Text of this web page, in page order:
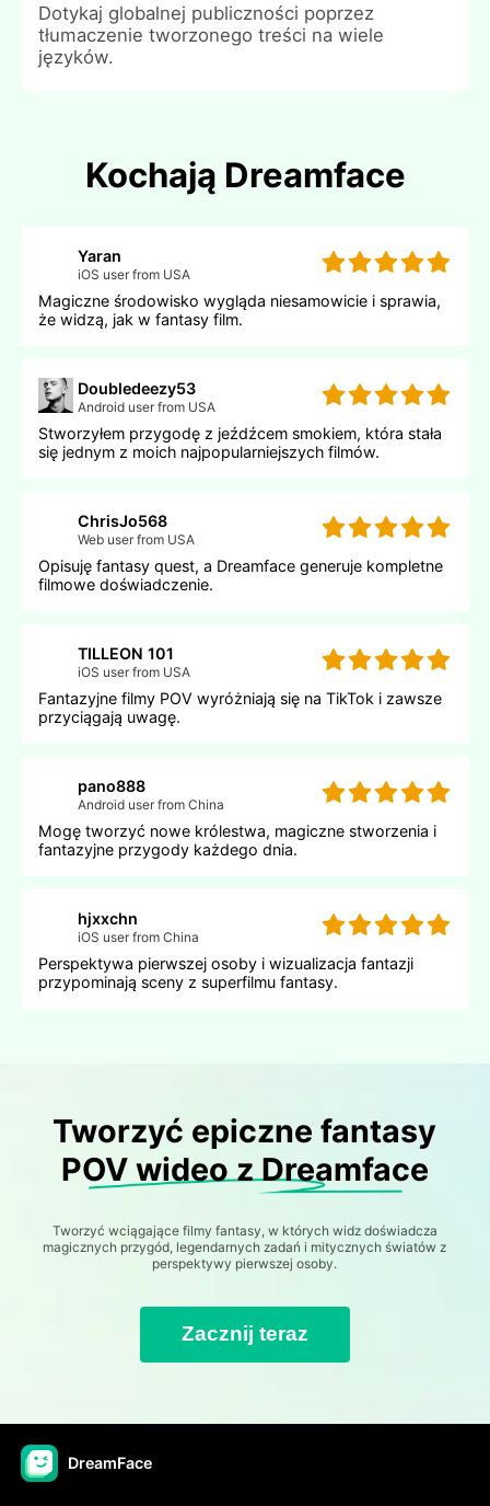
Dotykaj globalnej publiczności poprzez
tłumaczenie tworzonego treści na wiele
języków.
Kochają Dreamface
Yaran
iOS user from USA
Magiczne środowisko wygląda niesamowicie i sprawia,
że widzą, jak w fantasy film.
Doubledeezy53
Android user from USA
Stworzyłem przygodę z jeźdźcem smokiem, która stała
się jednym z moich najpopularniejszych filmów.
ChrisJo568
Web user from USA
Opisuję fantasy quest, a Dreamface generuje kompletne
filmowe doświadczenie.
TILLEON 101
iOS user from USA
Fantazyjne filmy POV wyróżniają się na TikTok i zawsze
przyciągają uwagę.
pano888
Android user from China
Mogę tworzyć nowe królestwa, magiczne stworzenia i
fantazyjne przygody każdego dnia.
hjxxchn
iOS user from China
Perspektywa pierwszej osoby i wizualizacja fantazji
przypominają sceny z superfilmu fantasy.
Tworzyć epiczne fantasy
POV wideo z Dreamface
Tworzyć wciągające filmy fantasy, w których widz doświadcza
magicznych przygód, legendarnych zadań i mitycznych światów z
perspektywy pierwszej osoby.
Zacznij teraz
DreamFace